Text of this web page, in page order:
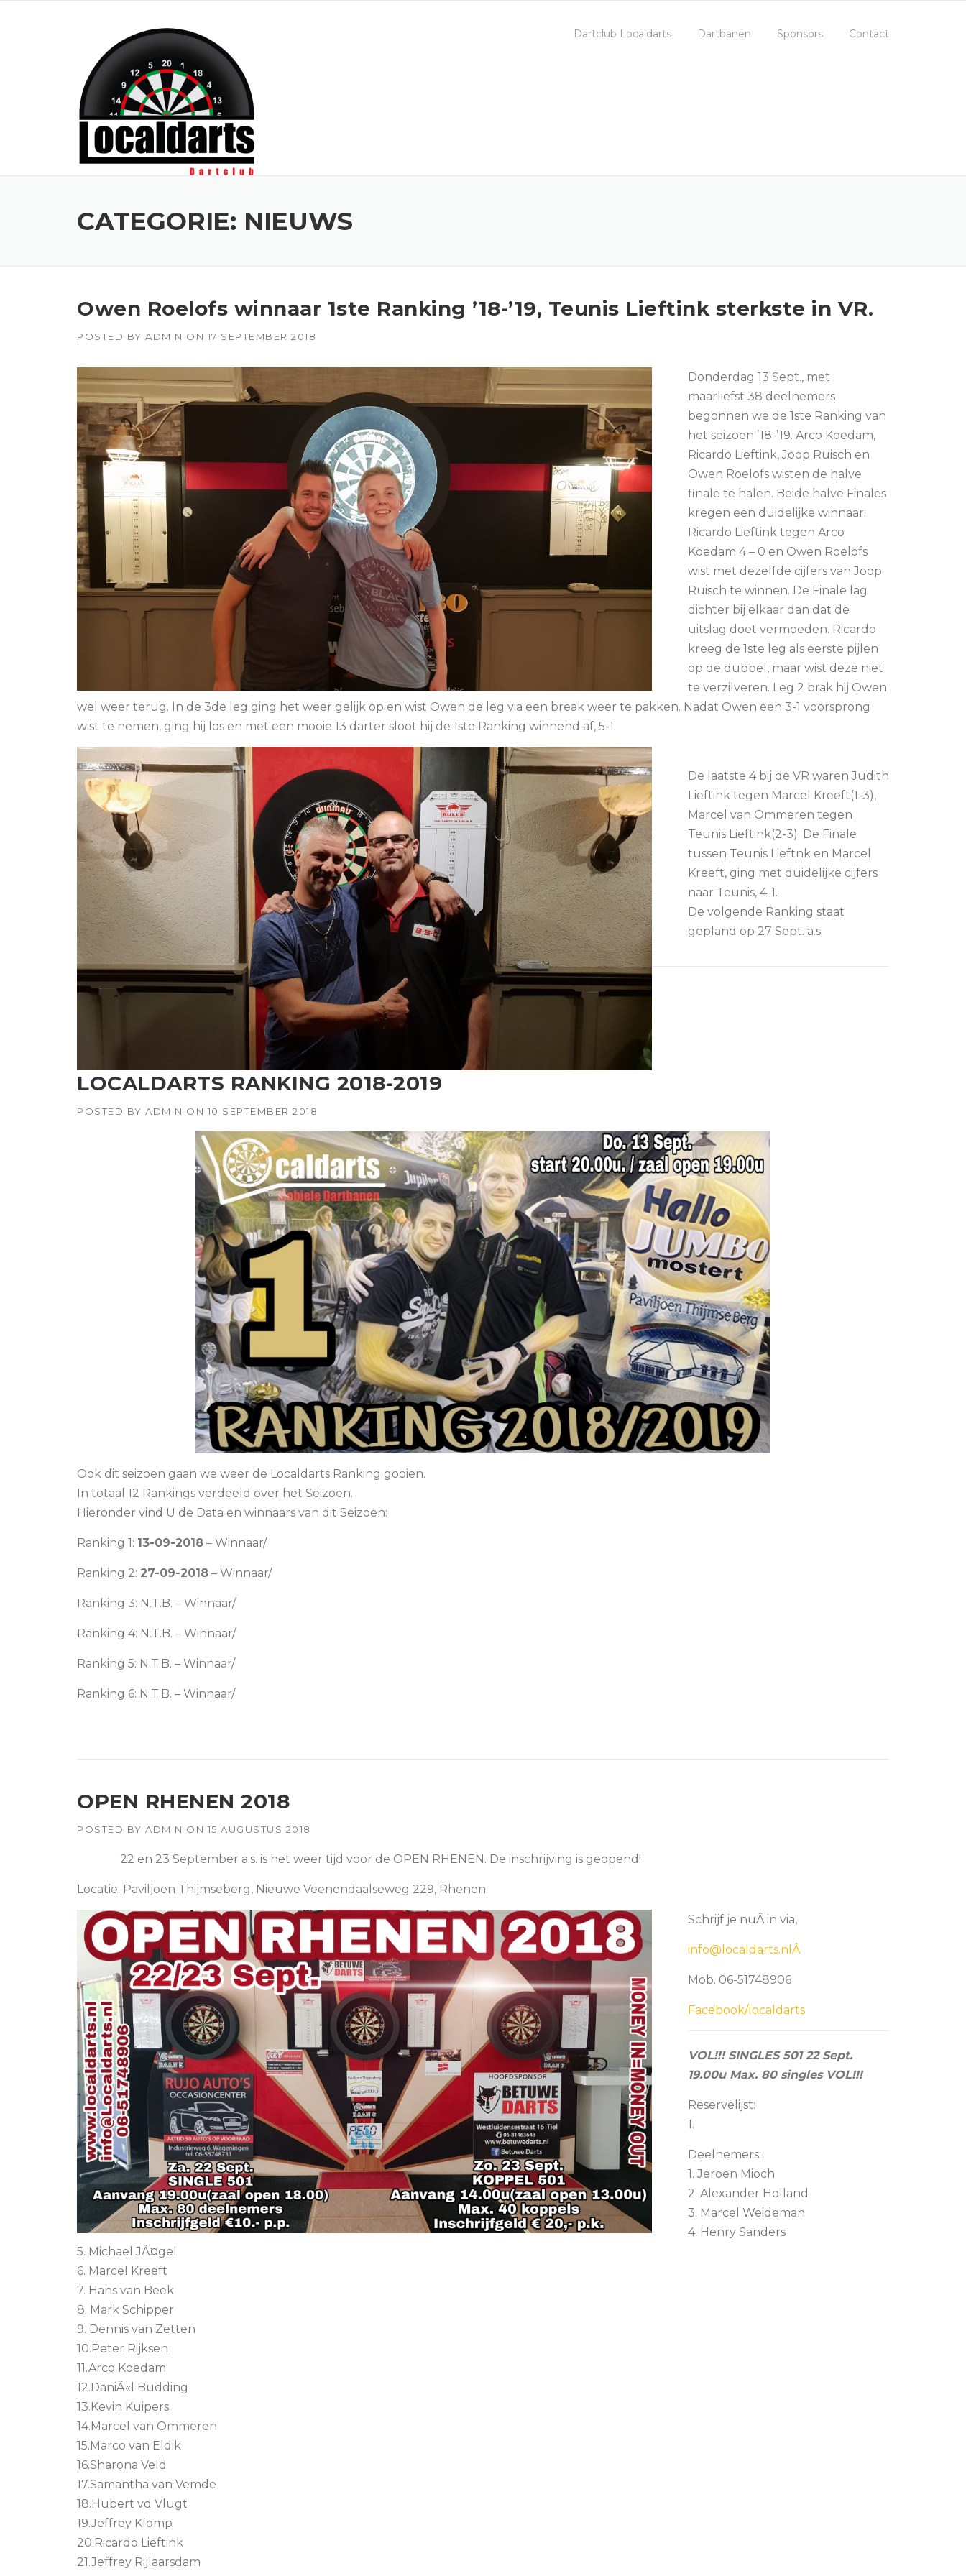
Dartclub Localdarts Dartbanen Sponsors Contact
CATEGORIE: NIEUWS
Owen Roelofs winnaar 1ste Ranking ’18-’19, Teunis Lieftink sterkste in VR.
POSTED BY ADMIN ON 17 SEPTEMBER 2018
Donderdag 13 Sept., met
maarliefst 38 deelnemers
begonnen we de 1ste Ranking van
het seizoen ’18-’19. Arco Koedam,
Ricardo Lieftink, Joop Ruisch en
Owen Roelofs wisten de halve
finale te halen. Beide halve Finales
kregen een duidelijke winnaar.
Ricardo Lieftink tegen Arco
Koedam 4 – 0 en Owen Roelofs
wist met dezelfde cijfers van Joop
Ruisch te winnen. De Finale lag
dichter bij elkaar dan dat de
uitslag doet vermoeden. Ricardo
kreeg de 1ste leg als eerste pijlen
op de dubbel, maar wist deze niet
te verzilveren. Leg 2 brak hij Owen
wel weer terug. In de 3de leg ging het weer gelijk op en wist Owen de leg via een break weer te pakken. Nadat Owen een 3-1 voorsprong
wist te nemen, ging hij los en met een mooie 13 darter sloot hij de 1ste Ranking winnend af, 5-1.
De laatste 4 bij de VR waren Judith
Lieftink tegen Marcel Kreeft(1-3),
Marcel van Ommeren tegen
Teunis Lieftink(2-3). De Finale
tussen Teunis Lieftnk en Marcel
Kreeft, ging met duidelijke cijfers
naar Teunis, 4-1.
De volgende Ranking staat
gepland op 27 Sept. a.s.
LOCALDARTS RANKING 2018-2019
POSTED BY ADMIN ON 10 SEPTEMBER 2018
Ook dit seizoen gaan we weer de Localdarts Ranking gooien.
In totaal 12 Rankings verdeeld over het Seizoen.
Hieronder vind U de Data en winnaars van dit Seizoen:
Ranking 1: 13-09-2018 – Winnaar/
Ranking 2: 27-09-2018 – Winnaar/
Ranking 3: N.T.B. – Winnaar/
Ranking 4: N.T.B. – Winnaar/
Ranking 5: N.T.B. – Winnaar/
Ranking 6: N.T.B. – Winnaar/
OPEN RHENEN 2018
POSTED BY ADMIN ON 15 AUGUSTUS 2018
22 en 23 September a.s. is het weer tijd voor de OPEN RHENEN. De inschrijving is geopend!
Locatie: Paviljoen Thijmseberg, Nieuwe Veenendaalseweg 229, Rhenen
Schrijf je nuÂ in via,
info@localdarts.nlÂ
Mob. 06-51748906
Facebook/localdarts
VOL!!! SINGLES 501 22 Sept.
19.00u Max. 80 singles VOL!!!
Reservelijst:
1.
Deelnemers:
1. Jeroen Mioch
2. Alexander Holland
3. Marcel Weideman
4. Henry Sanders
5. Michael JÃ¤gel
6. Marcel Kreeft
7. Hans van Beek
8. Mark Schipper
9. Dennis van Zetten
10.Peter Rijksen
11.Arco Koedam
12.DaniÃ«l Budding
13.Kevin Kuipers
14.Marcel van Ommeren
15.Marco van Eldik
16.Sharona Veld
17.Samantha van Vemde
18.Hubert vd Vlugt
19.Jeffrey Klomp
20.Ricardo Lieftink
21.Jeffrey Rijlaarsdam